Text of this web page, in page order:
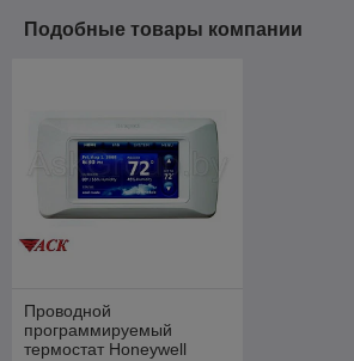
Подобные товары компании
Проводной
программируемый
термостат Honeywell